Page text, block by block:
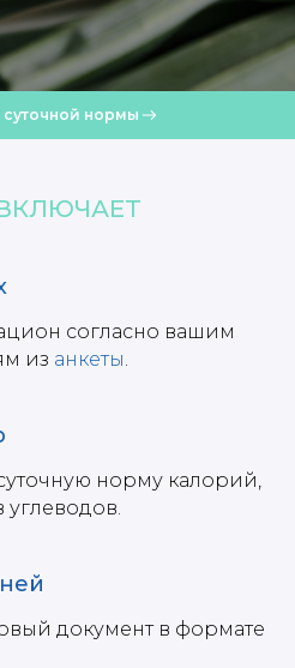
суточной нормы
согласно вашим
из анкеты
норму калорий,
документ в формате